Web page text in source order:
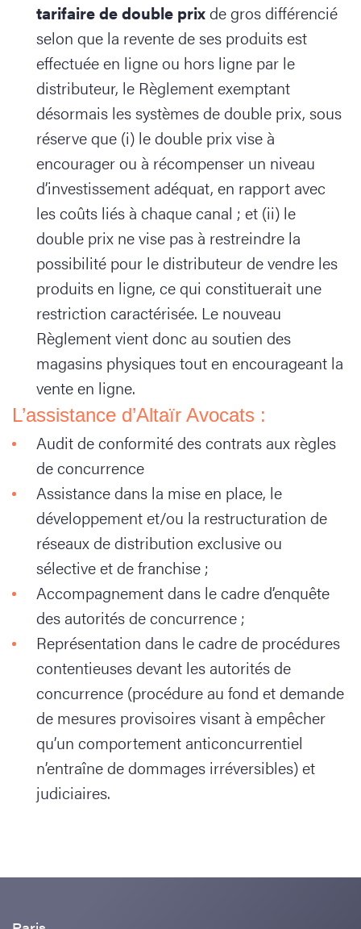
tarifaire de double prixde gros différencié
selon que la revente de ses produits est
effectuée en ligne ou hors ligne par le
distributeur, le Règlement exemptant
désormais les systèmes de double prix, sous
réserve que (i) le double prix vise à
encourager ou à récompenser un niveau
d’investissement adéquat, en rapport avec
les coûts liés à chaque canal ; et (ii) le
double prix ne vise pas à restreindre la
possibilité pour le distributeur de vendre les
produits en ligne, ce qui constituerait une
restriction caractérisée. Le nouveau
Règlement vient donc au soutien des
magasins physiques tout en encourageant la
vente en ligne.
L’assistance d’Altaïr Avocats :
Audit de conformité des contrats aux règles
de concurrence
Assistance dans la mise en place, le
développement et/ou la restructuration de
réseaux de distribution exclusive ou
sélective et de franchise ;
Accompagnement dans le cadre d’enquête
des autorités de concurrence ;
Représentation dans le cadre de procédures
contentieuses devant les autorités de
concurrence (procédure au fond et demande
de mesures provisoires visant à empêcher
qu’un comportement anticoncurrentiel
n’entraîne de dommages irréversibles) et
judiciaires.